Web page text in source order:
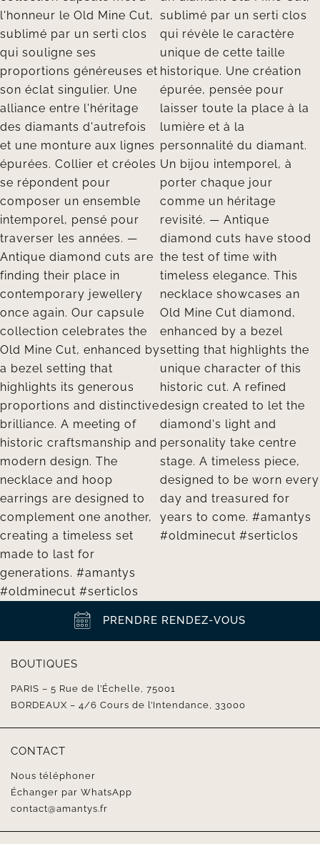
PRENDRE RENDEZ-VOUS
BOUTIQUES
PARIS – 5 Rue de l’Échelle, 75001
BORDEAUX – 4/6 Cours de l’Intendance, 33000
CONTACT
Nous téléphoner
Échanger par WhatsApp
contact@amantys.fr